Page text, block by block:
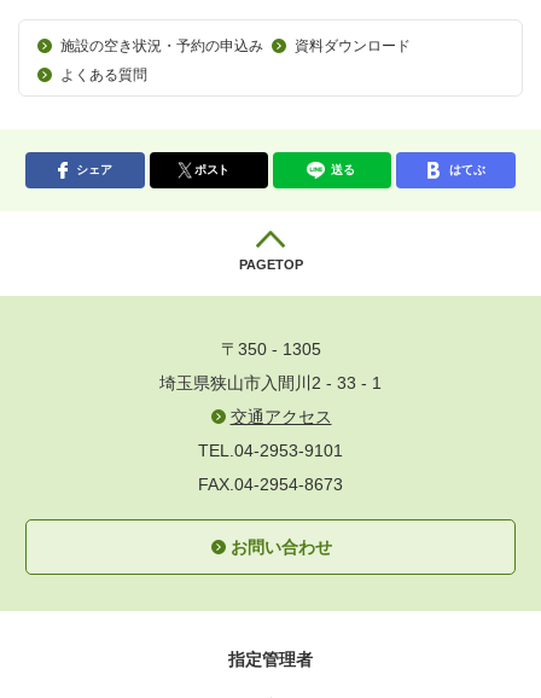
施設の空き状況・予約の申込み
資料ダウンロード
よくある質問
シェア ポスト 送る はてぶ
PAGETOP
〒350 - 1305
埼玉県狭山市入間川2 - 33 - 1
交通アクセス
TEL.04-2953-9101
FAX.04-2954-8673
お問い合わせ
指定管理者